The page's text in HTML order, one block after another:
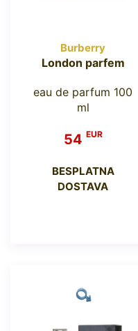
Burberry
London parfem
eau de parfum 100
ml
54 EUR
BESPLATNA
DOSTAVA